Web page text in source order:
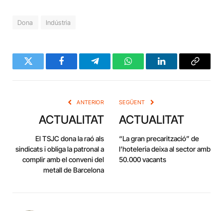
Dona Indústria
Twitter FacebookTelegramWhatsAppLinkedInCopy
ANTERIOR
ACTUALITAT
El TSJC dona la raó als
sindicats i obliga la patronal a
complir amb el conveni del
metall de Barcelona
SEGÜENT
ACTUALITAT
“La gran precarització” de
l’hoteleria deixa al sector amb
50.000 vacants